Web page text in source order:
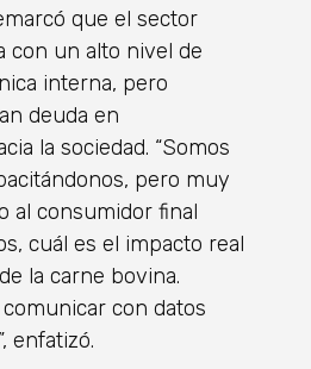
que el sector
con un alto nivel de
interna, pero
deuda en
la sociedad. “Somos
pero muy
al consumidor final
cuál es el impacto real
la carne bovina.
con datos
enfatizó.